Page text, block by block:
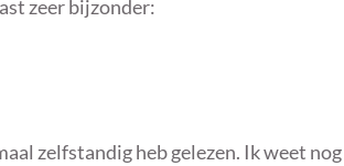
zeer bijzonder:
zelfstandig heb gelezen. Ik weet